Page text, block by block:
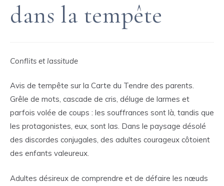
enfant orage parapluie
dans la tempête
Conflits et lassitude
Avis de tempête sur la Carte du Tendre des parents.
Grêle de mots, cascade de cris, déluge de larmes et
parfois volée de coups : les souffrances sont là, tandis que
les protagonistes, eux, sont las. Dans le paysage désolé
des discordes conjugales, des adultes courageux côtoient
des enfants valeureux.
Adultes désireux de comprendre et de défaire les nœuds